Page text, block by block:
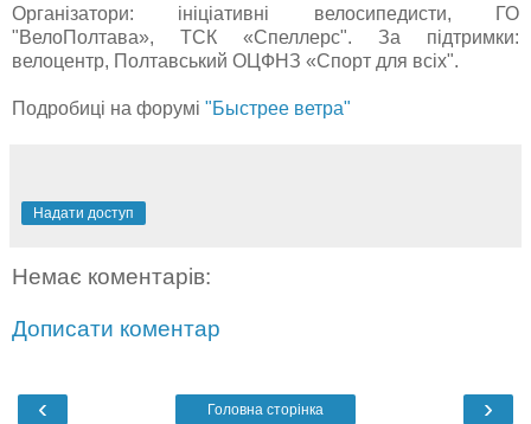
Організатори: ініціативні велосипедисти, ГО
"ВелоПолтава», ТСК «Спеллерс". За підтримки:
велоцентр, Полтавський ОЦФНЗ «Спорт для всіх".
Подробиці на форумі "Быстрее ветра"
Надати доступ
Немає коментарів:
Дописати коментар
‹ ›
Головна сторінка